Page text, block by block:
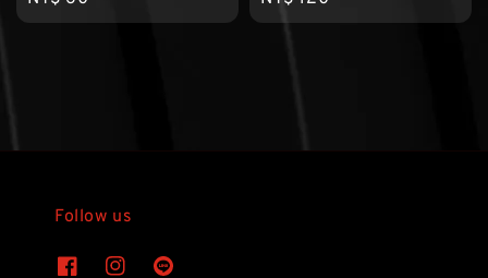
price
price
Follow us